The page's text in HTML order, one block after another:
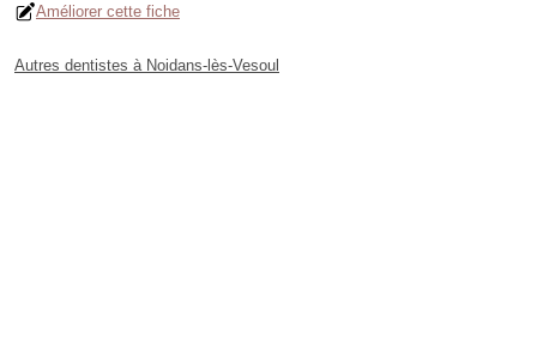
Améliorer cette fiche
Autres dentistes à Noidans-lès-Vesoul